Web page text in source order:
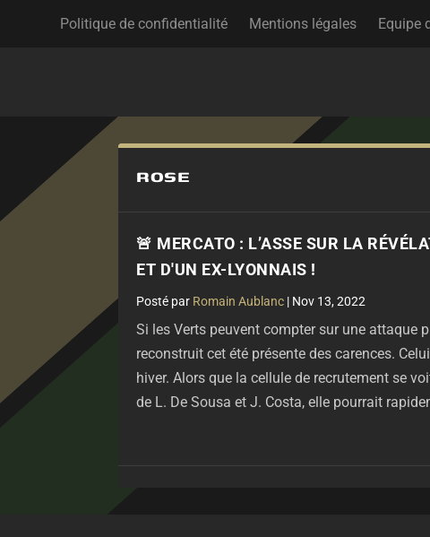
Politique de confidentialité Mentions légales Equipe
ROSE
🚨 MERCATO : L’ASSE SUR LA
ET D'UN EX-LYONNAIS !
par Romain Aublanc | Nov 13, 2022
Si les Verts peuvent compter sur une attaque
reconstruit cet été présente des carences.
hiver. Alors que la cellule de recrutement se
de L. De Sousa et J. Costa, elle pourrait